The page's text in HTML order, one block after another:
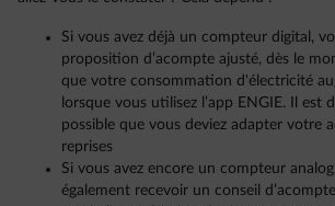
Si vous avez déjà un compteur digital,
proposition d’acompte ajusté, dès le
que votre consommation d'électricité
lorsque vous utilisez l’app ENGIE. Il est
possible que vous deviez adapter votre
reprises
Si vous avez encore un compteur
également recevoir un conseil